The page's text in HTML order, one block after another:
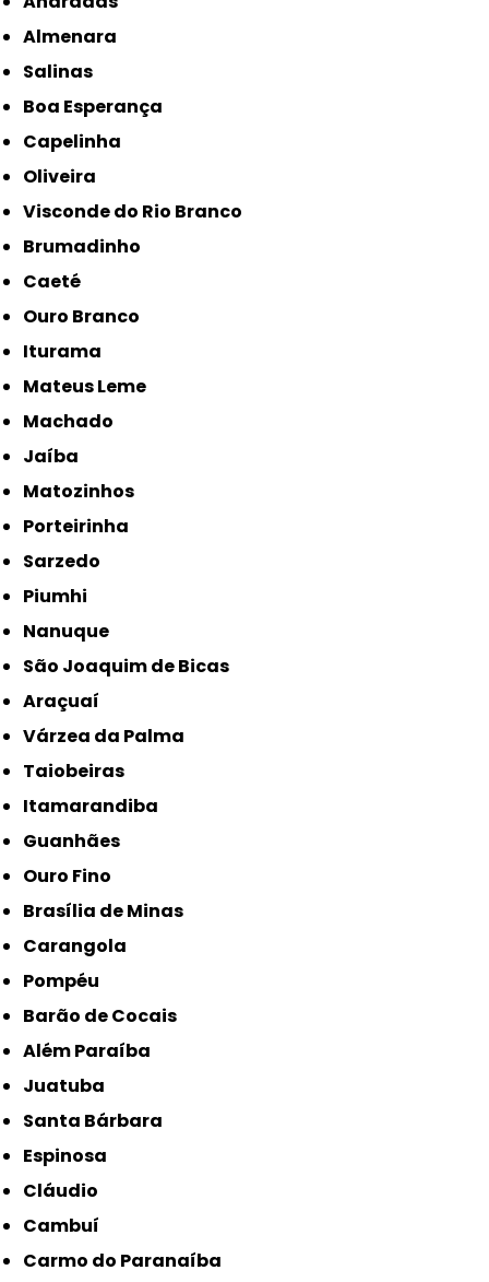
Almenara
Salinas
Boa Esperança
Capelinha
Oliveira
Visconde do Rio Branco
Brumadinho
Caeté
Ouro Branco
Iturama
Mateus Leme
Machado
Jaíba
Matozinhos
Porteirinha
Sarzedo
Piumhi
Nanuque
São Joaquim de Bicas
Araçuaí
Várzea da Palma
Taiobeiras
Itamarandiba
Guanhães
Ouro Fino
Brasília de Minas
Carangola
Pompéu
Barão de Cocais
Além Paraíba
Juatuba
Santa Bárbara
Espinosa
Cláudio
Cambuí
Carmo do Paranaíba